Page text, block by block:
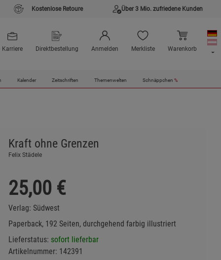
Kostenlose Retoure Über 3 Mio. zufriedene Kunden
Karriere Direktbestellung Anmelden Merkliste Warenkorb
Kalender Zeitschriften Themenwelten Schnäppchen %
Kraft ohne Grenzen
Felix Städele
25,00 €
Verlag: Südwest
Paperback, 192 Seiten, durchgehend farbig illustriert
Lieferstatus: sofort lieferbar
Artikelnummer: 142391